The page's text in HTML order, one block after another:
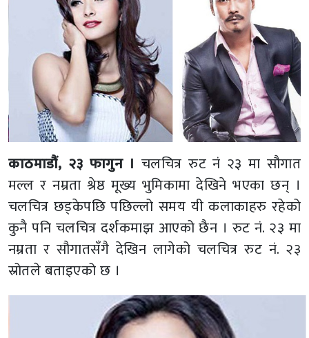
काठमाडौं, २३ फागुन । चलचित्र रुट नं २३ मा सौगात
मल्ल र नम्रता श्रेष्ठ मूख्य भुमिकामा देखिने भएका छन् ।
चलचित्र छड्केपछि पछिल्लो समय यी कलाकाहरु रहेको
कुनै पनि चलचित्र दर्शकमाझ आएको छैन । रुट नं. २३ मा
नम्रता र सौगातसँगै देखिन लागेको चलचित्र रुट नं. २३
स्रोतले बताइएको छ ।